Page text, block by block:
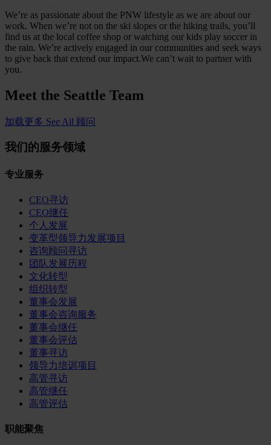
We’re as passionate about the PNW lifestyle as we are about our
work. When we’re not on the ski slopes or the hiking trails, you’ll
find us at the local coffee shop or watching our kids play soccer in
the rain. We’re actively engaged in our communities and seek ways
to give back that extend our impact.We can’t wait to partner with
you.
Meet the Seattle Team
加载更多 See All 顾问
我们的服务领域
专业服务
CEO寻访
CEO继任
个人发展
变革型领导力发展项目
咨询顾问寻访
团队发展历程
文化转型
组织转型
董事会发展
董事会咨询服务
董事会继任
董事会评估
董事寻访
领导力培训项目
高管寻访
高管继任
高管评估
职能聚焦